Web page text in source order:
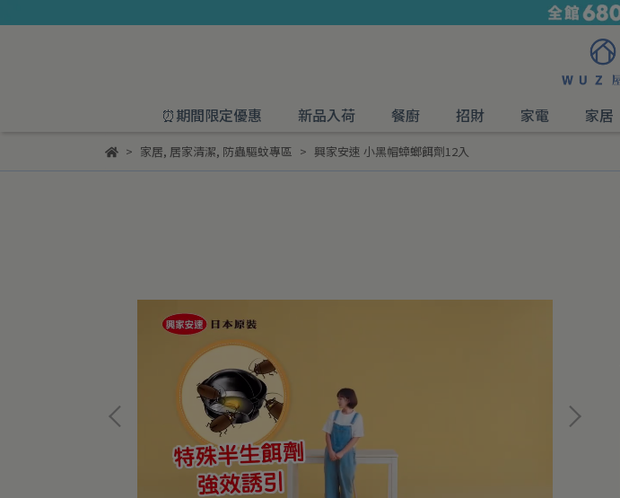
⏰期間限定優惠 新品入荷 餐廚 招財 家電 家居
家居, 居家清潔, 防蟲驅蚊專區 興家安速 小黑帽蟑螂餌劑12入